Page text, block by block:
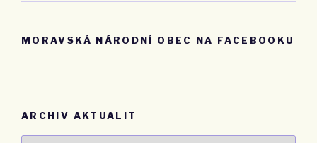
MORAVSKÁ NÁRODNÍ OBEC NA FACEBOOKU
ARCHIV AKTUALIT